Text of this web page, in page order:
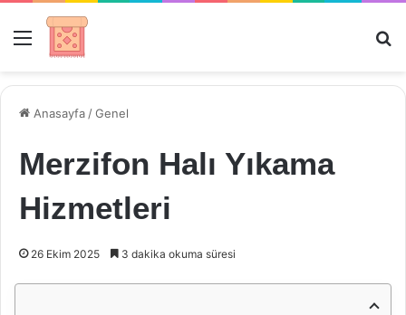
Menü
Anasayfa /Genel
Merzifon Halı Yıkama
Hizmetleri
26 Ekim 2025 3 dakika okuma süresi